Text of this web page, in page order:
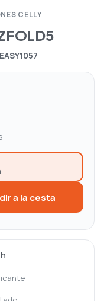
CELLY
EASY1057
a la cesta